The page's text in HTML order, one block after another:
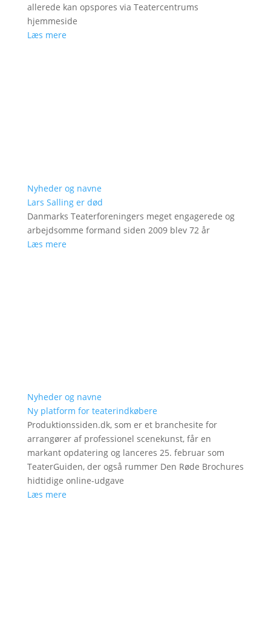
allerede kan opspores via Teatercentrums
hjemmeside
Læs mere
Nyheder og navne
Lars Salling er død
Danmarks Teaterforeningers meget engagerede og
arbejdsomme formand siden 2009 blev 72 år
Læs mere
Nyheder og navne
Ny platform for teaterindkøbere
Produktionssiden.dk, som er et branchesite for
arrangører af professionel scenekunst, får en
markant opdatering og lanceres 25. februar som
TeaterGuiden, der også rummer Den Røde Brochures
hidtidige online-udgave
Læs mere